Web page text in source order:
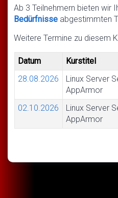
Ab 3 Teilnehmern bieten wir
Bedürfnisse abgestimmten
Weitere Termine zu diesem
Datum Kurstitel
28.08.2026
Linux Server
AppArmor
02.10.2026
Linux Server
AppArmor